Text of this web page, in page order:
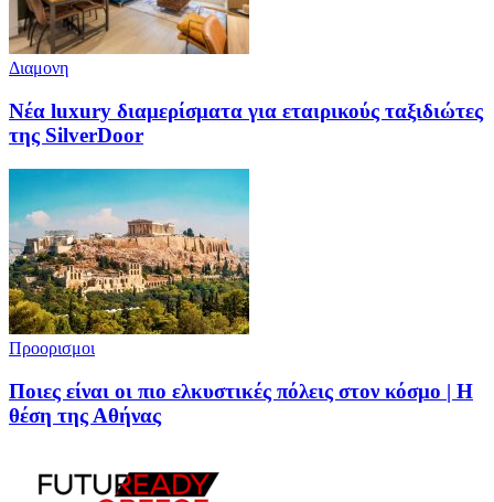
Διαμονη
Νέα luxury διαμερίσματα για εταιρικούς ταξιδιώτες
της SilverDoor
Προορισμοι
Ποιες είναι οι πιο ελκυστικές πόλεις στον κόσμο | Η
θέση της Αθήνας